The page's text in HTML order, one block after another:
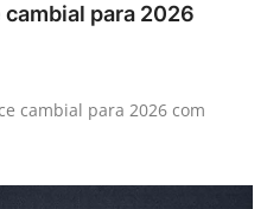
para 2026
cambial para 2026 com